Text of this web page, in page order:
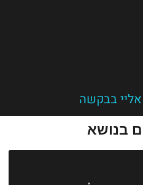
אליי בבקשה
בנושא